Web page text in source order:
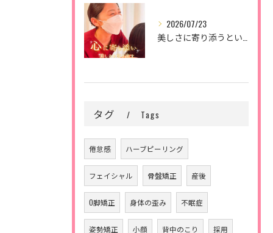
2026/07/23
タグ Tags
倦怠感 ハーブピーリング
フェイシャル 骨盤矯正 産後
O脚矯正 身体の歪み 不眠症
姿勢矯正 小顔 背中のこり 採用